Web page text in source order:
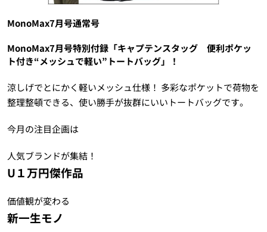
MonoMax7月号通常号
MonoMax7月号特別付録「キャプテンスタッグ 便利ポケッ
ト付き“メッシュで軽い”トートバッグ」！
涼しげでとにかく軽いメッシュ仕様！ 多彩なポケットで荷物を
整理整頓できる、使い勝手が抜群にいいトートバッグです。
今月の注目企画は
人気ブランドが集結！
U１万円傑作品
価値観が変わる
新一生モノ